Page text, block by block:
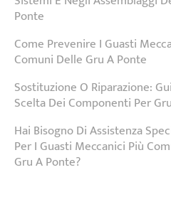
Ponte
Come Prevenire I Guasti
Comuni Delle Gru A Ponte
Sostituzione O Riparazione:
Scelta Dei Componenti Per Gru
Hai Bisogno Di Assistenza
Per I Guasti Meccanici Più
Gru A Ponte?